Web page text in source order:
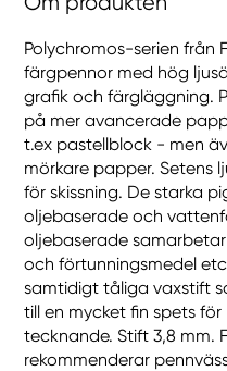
Polychromos-serien från
färgpennor med hög
grafik och färgläggning.
på mer avancerade
t.ex pastellblock - men
mörkare papper. Setens
för skissning. De starka
oljebaserade och
oljebaserade
och förtunningsmedel
samtidigt tåliga vaxstift
till en mycket fin spets
tecknande. Stift 3,8 mm.
rekommenderar